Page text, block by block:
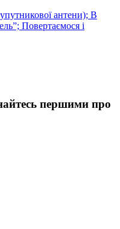
антени); В
Повертаємося і
першими про